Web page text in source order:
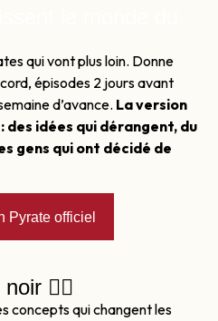
qui vont plus loin. Donne
épisodes 2 jours avant
d’avance. La version
idées qui dérangent, du
gens qui ont décidé de
Pyrate officiel
🏴‍☠️
concepts qui changent les